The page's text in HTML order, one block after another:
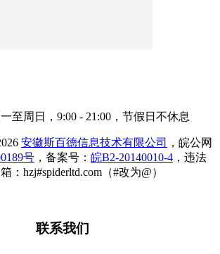
至周日，9:00 - 21:00，节假日不休息
安徽斯百德信息技术有限公司
，皖公网
号 ，备案号： 皖B2-20140010-4 ，违法
：hzj#spiderltd.com（#改为@）
联系我们